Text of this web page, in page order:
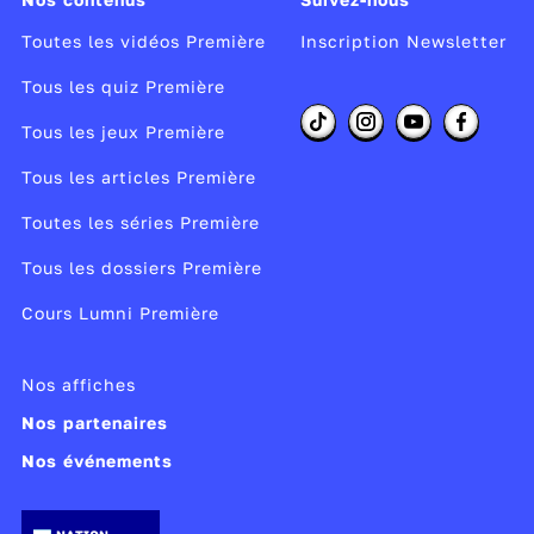
Toutes les vidéos Première
Tous les quiz Première
Tous les jeux Première
Tous les articles Première
Toutes les séries Première
Tous les dossiers Première
Cours Lumni Première
Inscription Newsletter
Nos affiches
Nos partenaires
Nos événements